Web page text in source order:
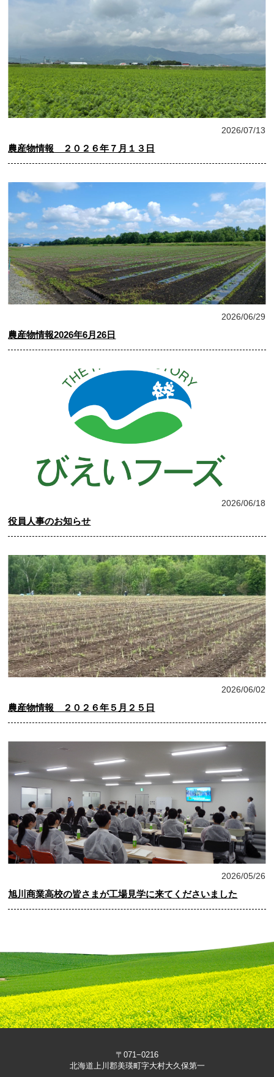
2026/07/13
農産物情報 ２０２６年７月１３日
2026/06/29
農産物情報2026年6月26日
2026/06/18
役員人事のお知らせ
2026/06/02
農産物情報 ２０２６年５月２５日
2026/05/26
旭川商業高校の皆さまが工場見学に来てくださいました
〒071−0216
北海道上川郡美瑛町字大村大久保第一